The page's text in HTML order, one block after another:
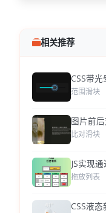
相关推荐
CSS带
范围滑块
图片前后
比对滑块
JS实现
拖放列表
CSS液